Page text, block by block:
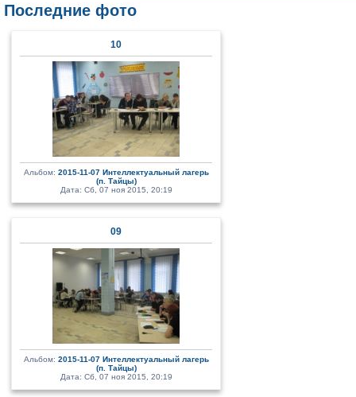
Последние фото
10
Альбом: 2015-11-07 Интеллектуальный лагерь
(п. Тайцы)
Дата: Сб, 07 ноя 2015, 20:19
09
Альбом: 2015-11-07 Интеллектуальный лагерь
(п. Тайцы)
Дата: Сб, 07 ноя 2015, 20:19